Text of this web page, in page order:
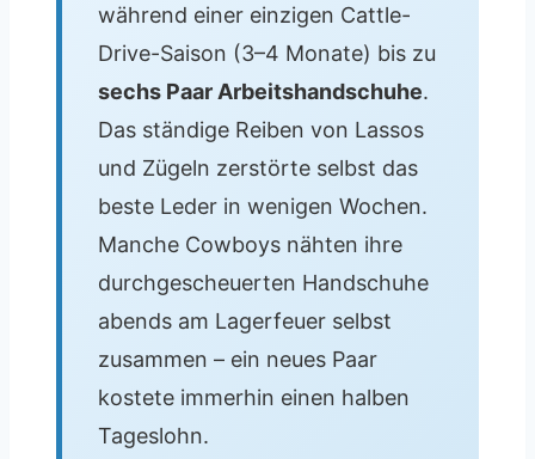
während einer einzigen Cattle-
Drive-Saison (3–4 Monate) bis zu
sechs Paar Arbeitshandschuhe.
Das ständige Reiben von Lassos
und Zügeln zerstörte selbst das
beste Leder in wenigen Wochen.
Manche Cowboys nähten ihre
durchgescheuerten Handschuhe
abends am Lagerfeuer selbst
zusammen – ein neues Paar
kostete immerhin einen halben
Tageslohn.